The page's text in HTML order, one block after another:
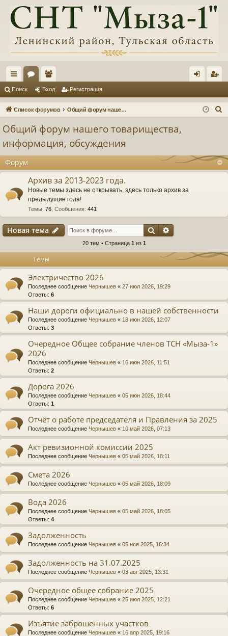
с
ы ум
ол
ьз
ел
д ис
Поиск Вход Регистрация
Список форумов Общий форум нашего товарищества, информация, обсуждения
Общий форум нашего товарищества,
информация, обсуждения
Форум
Архив за 2013-2023 года.
Новые темы здесь не открывать, здесь только архив за
предыдущие года!
Темы: 76 Сообщения: 441
Новая тема Поиск
20 тем • Страница 1 из 1
Темы
Электричество 2026
Последнее сообщение Чернышев « 27 июл 2026, 19:29
Ответы: 6
Наши дороги официально в нашей собственности
Последнее сообщение Чернышев « 18 июн 2026, 12:07
Ответы: 3
Очередное Общее собрание членов ТСН «Мыза-1»
2026
Последнее сообщение Чернышев « 16 июн 2026, 11:51
Ответы: 2
Дорога 2026
Последнее сообщение Чернышев « 05 июн 2026, 18:44
Ответы: 1
Отчёт о работе председателя и Правления за 2025
Последнее сообщение Чернышев « 10 май 2026, 07:13
Акт ревизионной комиссии 2025
Последнее сообщение Чернышев « 05 май 2026, 18:11
Смета 2026
Последнее сообщение Чернышев « 05 май 2026, 18:09
Вода 2026
Последнее сообщение Чернышев « 05 май 2026, 18:05
Ответы: 4
Задолженность
Последнее сообщение Чернышев « 05 ноя 2025, 16:34
Задолженность на 31.07.2025
Последнее сообщение Чернышев « 03 авг 2025, 13:31
Очередное общее собрание 2025
Последнее сообщение Чернышев « 25 июл 2025, 12:21
Ответы: 6
Изъятие заброшенных участков
Последнее сообщение Чернышев « 16 апр 2025, 19:16